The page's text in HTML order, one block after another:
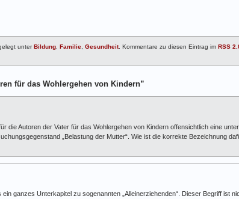
unterBildung Familie Gesundheit. Kommentare zu diesen Eintrag im RSS
für das Wohlergehen von Kindern”
die Autoren der Vater für das Wohlergehen von Kindern offensichtlich eine
„Belastung der Mutter“. Wie ist die korrekte Bezeichnung
ganzes Unterkapitel zu sogenannten „Alleinerziehenden“. Dieser Begriff ist